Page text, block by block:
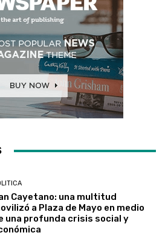
Cayetano: una multitud
a Plaza de Mayo en medio
una profunda crisis social y